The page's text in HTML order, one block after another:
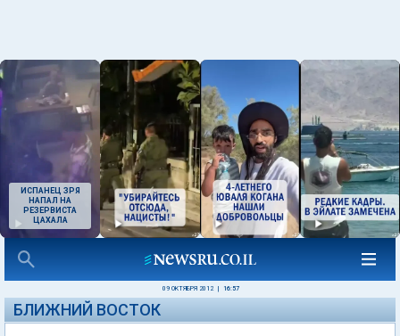
ИСПАНЕЦ ЗРЯ
НАПАЛ НА
РЕЗЕРВИСТА
ЦАХАЛА
09 ОКТЯБРЯ 2012 16:57
БЛИЖНИЙ ВОСТОК